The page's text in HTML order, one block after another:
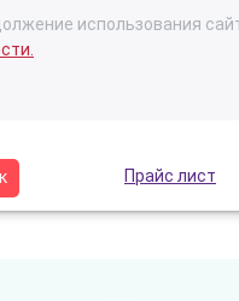
использования
Прайс лист